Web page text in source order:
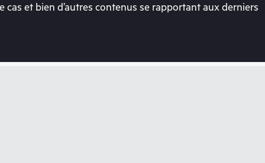
et bien d’autres contenus se rapportant aux derniers